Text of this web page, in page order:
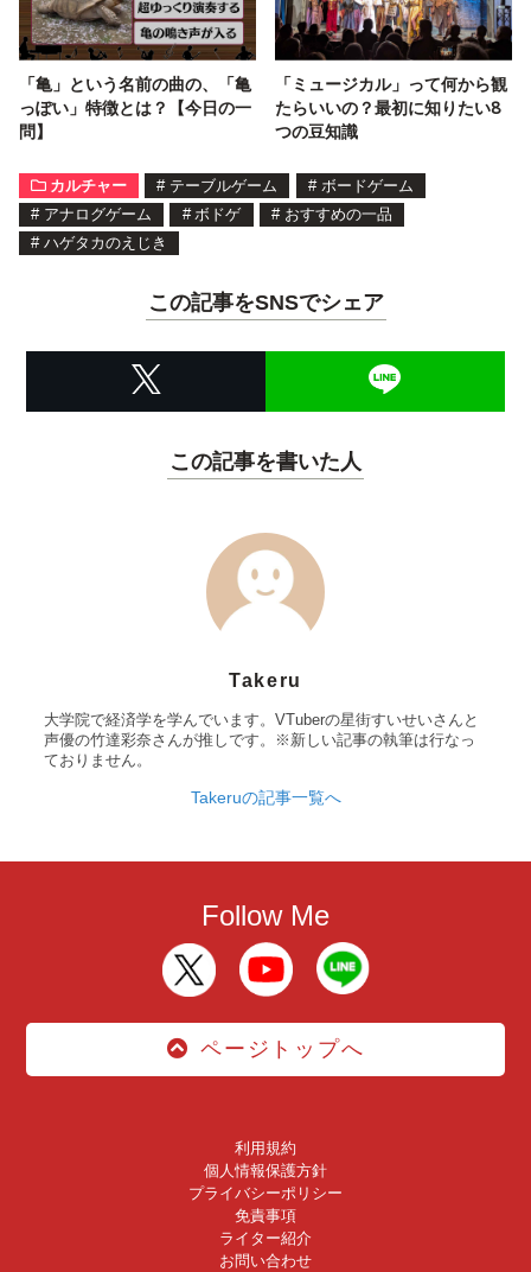
「亀」という名前の曲の、「亀
っぽい」特徴とは？【今日の一
問】
「ミュージカル」って何から観
たらいいの？最初に知りたい8
つの豆知識
カルチャー # テーブルゲーム # ボードゲーム
# アナログゲーム # ボドゲ # おすすめの一品
# ハゲタカのえじき
この記事をSNSでシェア
この記事を書いた人
Takeru
大学院で経済学を学んでいます。VTuberの星街すいせいさんと
声優の竹達彩奈さんが推しです。※新しい記事の執筆は行なっ
ておりません。
Takeruの記事一覧へ
Follow Me
ページトップへ
利用規約
個人情報保護方針
プライバシーポリシー
免責事項
ライター紹介
お問い合わせ